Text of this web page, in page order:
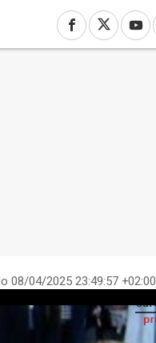
08/04/2025 23:49:57 +02:00